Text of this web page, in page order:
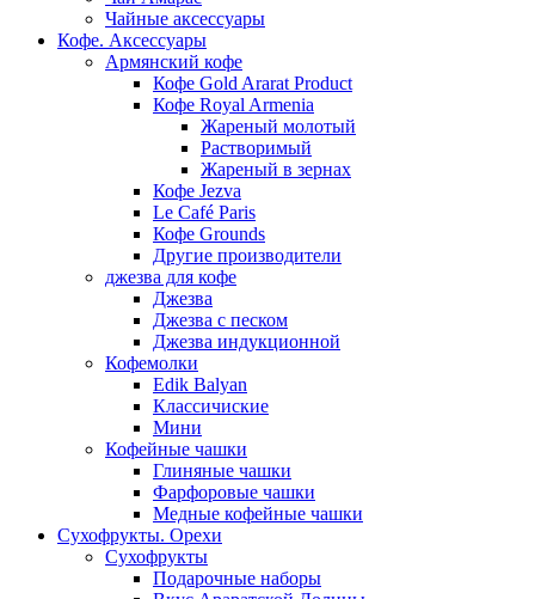
Чайные аксессуары
Кофе. Аксессуары
Армянский кофе
Кофе Gold Ararat Product
Кофе Royal Armenia
Жареный молотый
Растворимый
Жареный в зернах
Кофе Jezva
Le Café Paris
Кофе Grounds
Другие производители
джезва для кофе
Джезва
Джезва с песком
Джезва индукционной
Кофемолки
Edik Balyan
Классичиские
Мини
Кофейные чашки
Глиняные чашки
Фарфоровые чашки
Медные кофейные чашки
Сухофрукты. Орехи
Сухофрукты
Подарочные наборы